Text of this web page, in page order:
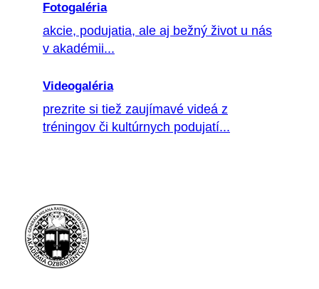
Fotogaléria
akcie, podujatia, ale aj bežný život u nás
v akadémii...
Videogaléria
prezrite si tiež zaujímavé videá z
tréningov či kultúrnych podujatí...